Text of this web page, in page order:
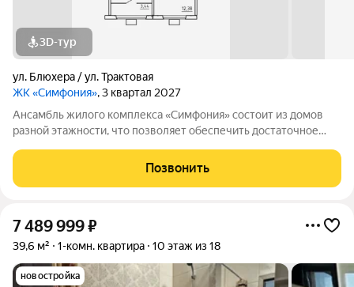
3D-тур
ул. Блюхера / ул. Трактовая
ЖК «Симфония», 3 квартал 2027
Ансамбль жилого комплекса «Симфония» состоит из домов
разной этажности, что позволяет обеспечить достаточное
времени и предлагаем квартиры с уже готовой базовой
отделкой. Заезжайте и живите! ЖК
Позвонить
7 489 999₽
39,6 м² 1-комн. квартира 10 этаж из 18
новостройка